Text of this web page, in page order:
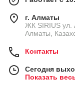
г. Алматы
​ЖК SIRIUS​ ул.
Алматы,
Контакты
Сегодня
Показать